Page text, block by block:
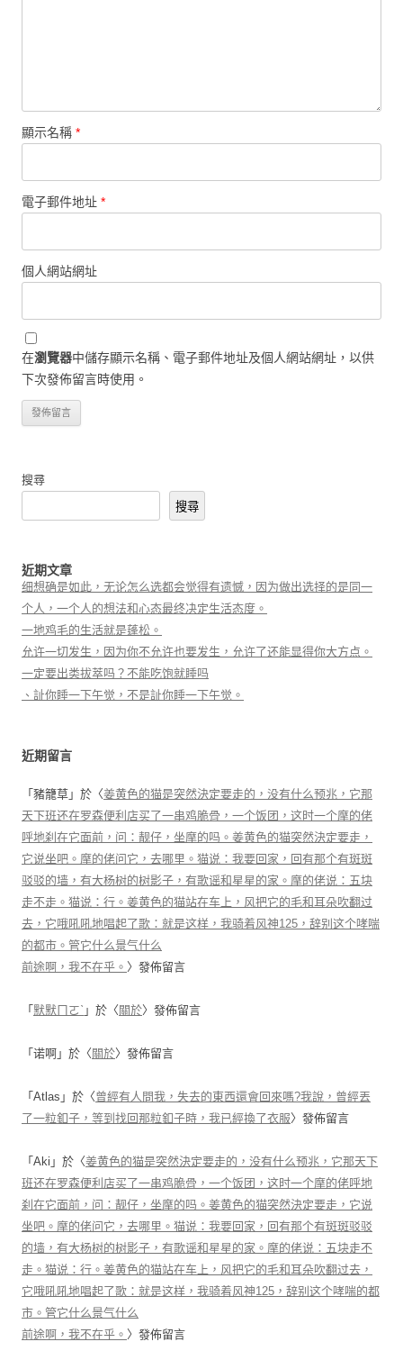
顯示名稱 *
電子郵件地址 *
個人網站網址
在瀏覽器中儲存顯示名稱、電子郵件地址及個人網站網址，以供
下次發佈留言時使用。
搜尋
搜尋
近期文章
细想确是如此，无论怎么选都会觉得有遗憾，因为做出选择的是同一
个人，一个人的想法和心态最终决定生活态度。
一地鸡毛的生活就是蓬松。
允许一切发生，因为你不允许也要发生，允许了还能显得你大方点。
一定要出类拔萃吗？不能吃饱就睡吗
、訨你睡一下午觉，不是訨你睡一下午觉。
近期留言
「 豬籠草 」於〈姜黄色的猫是突然決定要走的，没有什么预兆，它那
天下班还在罗森便利店买了一串鸡脆骨，一个饭团，这时一个摩的佬
呼地刹在它面前，问：靓仔，坐摩的吗。姜黄色的猫突然決定要走，
它说坐吧。摩的佬问它，去哪里。猫说：我要回家，回有那个有斑斑
驳驳的墙，有大杨树的树影子，有歌谣和星星的家。摩的佬说：五块
走不走。猫说：行。姜黄色的猫站在车上，风把它的毛和耳朵吹翻过
去，它哦吼吼地唱起了歌：就是这样，我骑着风神125，辞别这个哮喘
的都市。管它什么景气什么
前途啊，我不在乎。 〉發佈留言
「 默默ㄇㄛˋ 」於〈 關於〉發佈留言
「 诺啊 」於〈 關於〉發佈留言
「 Atlas 」於〈曾經有人問我，失去的東西還會回來嗎?我說，曾經丟
了一粒釦子，等到找回那粒釦子時，我已經換了衣服〉發佈留言
「 Aki 」於〈姜黄色的猫是突然決定要走的，没有什么预兆，它那天下
班还在罗森便利店买了一串鸡脆骨，一个饭团，这时一个摩的佬呼地
刹在它面前，问：靓仔，坐摩的吗。姜黄色的猫突然決定要走，它说
坐吧。摩的佬问它，去哪里。猫说：我要回家，回有那个有斑斑驳驳
的墙，有大杨树的树影子，有歌谣和星星的家。摩的佬说：五块走不
走。猫说：行。姜黄色的猫站在车上，风把它的毛和耳朵吹翻过去，
它哦吼吼地唱起了歌：就是这样，我骑着风神125，辞别这个哮喘的都
市。管它什么景气什么
前途啊，我不在乎。 〉發佈留言